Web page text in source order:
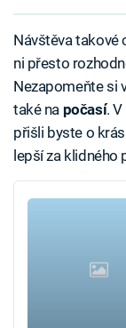
Návštěva takové
ni přesto
Nezapomeňte si
také na počasí.
přišli byste o
lepší za klidného